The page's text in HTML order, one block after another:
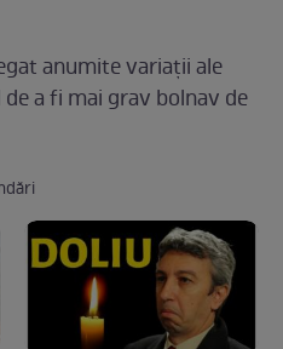
anumite variații ale
a fi mai grav bolnav de